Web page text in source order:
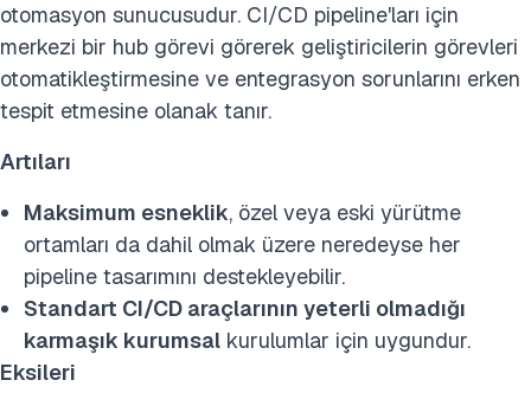
otomasyon sunucusudur. CI/CD pipeline'ları için
merkezi bir hub görevi görerek geliştiricilerin görevleri
otomatikleştirmesine ve entegrasyon sorunlarını erken
tespit etmesine olanak tanır.
Artıları
Maksimum esneklik, özel veya eski yürütme
ortamları da dahil olmak üzere neredeyse her
pipeline tasarımını destekleyebilir.
Standart CI/CD araçlarının yeterli olmadığı
karmaşık kurumsal kurulumlar için uygundur.
Eksileri